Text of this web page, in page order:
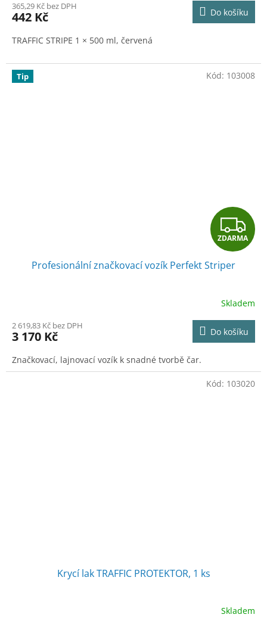
365,29 Kč bez DPH
442 Kč Do košíku
TRAFFIC STRIPE 1 × 500 ml, červená
Tip
Z
D
R
M
A
ZDARMA
Profesionální značkovací vozík Perfekt Striper
Skladem
2 619,83 Kč bez DPH
3 170 Kč Do košíku
Značkovací, lajnovací vozík k snadné tvorbě čar.
Kód: 103008
Krycí lak TRAFFIC PROTEKTOR, 1 ks
Skladem
Kód: 103020